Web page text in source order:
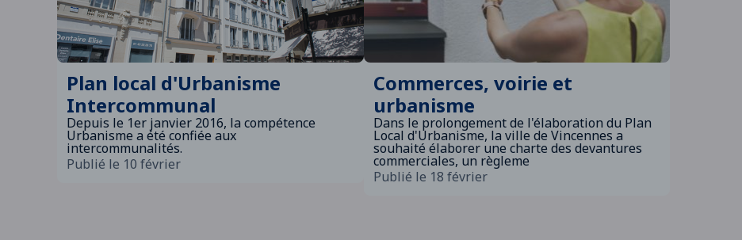
Plan local d'Urbanisme
Intercommunal
Depuis le 1er janvier 2016, la compétence
Urbanisme a été confiée aux
intercommunalités.
Publié le 10 février
Commerces, voirie et
urbanisme
Dans le prolongement de l'élaboration du Plan
Local d'Urbanisme, la ville de Vincennes a
souhaité élaborer une charte des devantures
commerciales, un règleme
Publié le 18 février